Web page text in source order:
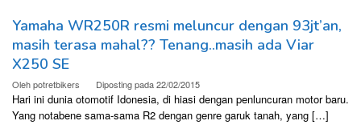
Yamaha WR250R resmi meluncur dengan 93jt’an,
masih terasa mahal?? Tenang..masih ada Viar
X250 SE
Olehpotretbikers Diposting pada22/02/2015
Hari ini dunia otomotif Idonesia, di hiasi dengan penluncuran motor baru.
Yang notabene sama-sama R2 dengan genre garuk tanah, yang […]